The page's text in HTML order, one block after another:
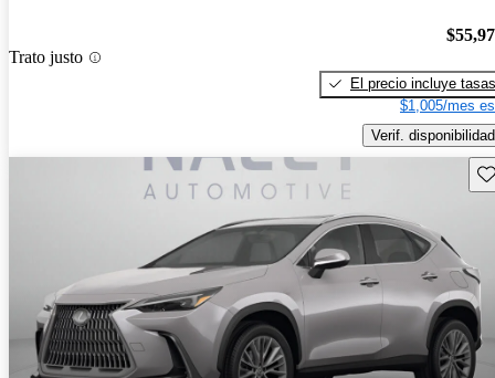
Trato justo
El precio incluye tasas
$1,005/mes
Verif. disponibilidad